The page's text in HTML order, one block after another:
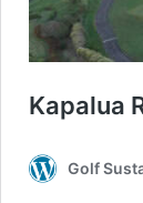
Kapalua
Golf